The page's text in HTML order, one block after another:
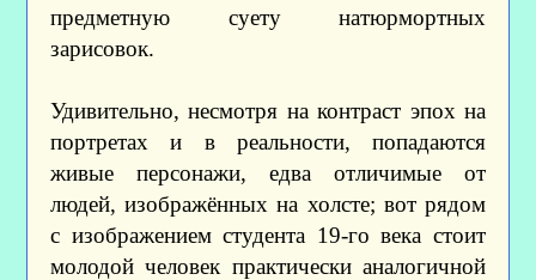
предметную суету натюрмортных
зарисовок.
Удивительно, несмотря на контраст эпох на
портретах и в реальности, попадаются
живые персонажи, едва отличимые от
людей, изображённых на холсте; вот рядом
с изображением студента 19-го века стоит
молодой человек практически аналогичной